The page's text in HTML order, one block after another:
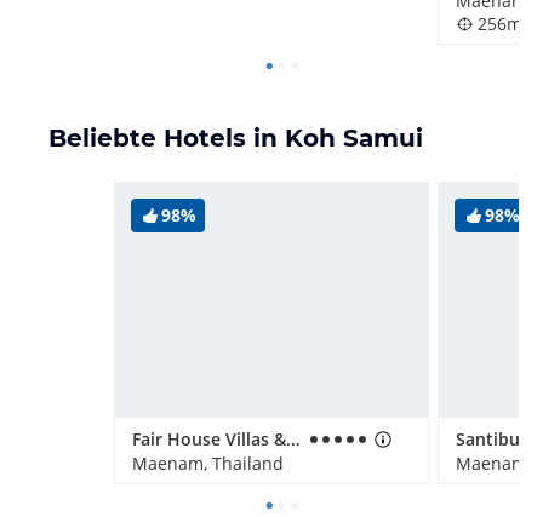
256m
Beliebte Hotels in Koh Samui
98%
Fair House Villas & Spa
Maenam, Thailand
98%
Maenam,